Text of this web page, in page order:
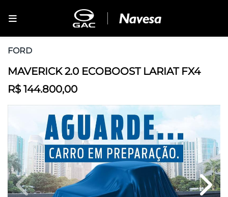
FORD
MAVERICK 2.0 ECOBOOST LARIAT FX4
R$ 144.800,00
Previous Next